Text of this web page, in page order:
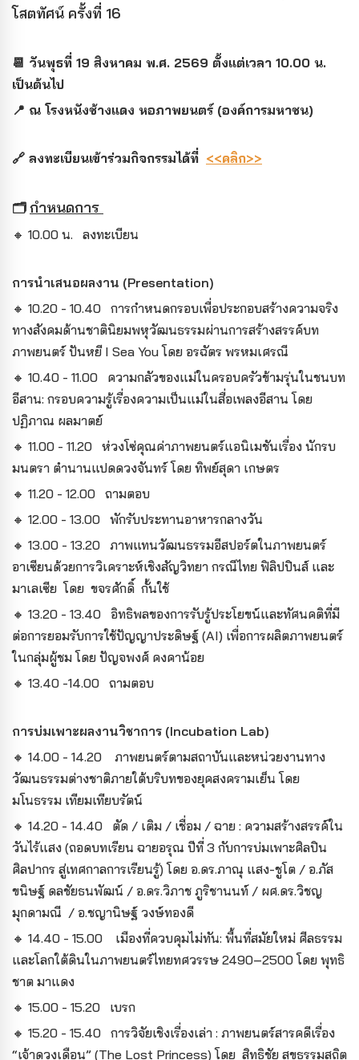
โสตทัศน์ ครั้งที่ 16
📆 วันพุธที่ 19 สิงหาคม พ.ศ. 2569 ตั้งแต่เวลา 10.00 น.
เป็นต้นไป
📍 ณ โรงหนังช้างแดง หอภาพยนตร์ (องค์การมหาชน)
🔗 ลงทะเบียนเข้าร่วมกิจกรรมได้ที่ <<คลิก>>
🗂️ กำหนดการ
🔸 10.00 น. ลงทะเบียน
การนำเสนอผลงาน (Presentation)
🔸 10.20 - 10.40 การกำหนดกรอบเพื่อประกอบสร้างความจริง
ทางสังคมด้านชาตินิยมพหุวัฒนธรรมผ่านการสร้างสรรค์บท
ภาพยนตร์ ปันหยี I Sea You โดย อรฉัตร พรหมเศรณี
🔸 10.40 - 11.00 ความกลัวของแม่ในครอบครัวข้ามรุ่นในชนบท
อีสาน: กรอบความรู้เรื่องความเป็นแม่ในสื่อเพลงอีสาน โดย
ปฏิภาณ ผลมาตย์
🔸 11.00 - 11.20 ห่วงโซ่คุณค่าภาพยนตร์แอนิเมชันเรื่อง นักรบ
มนตรา ตำนานแปดดวงจันทร์ โดย ทิพย์สุดา เกษตร
🔸 11.20 - 12.00 ถามตอบ
🔸 12.00 - 13.00 พักรับประทานอาหารกลางวัน
🔸 13.00 - 13.20 ภาพแทนวัฒนธรรมอีสปอร์ตในภาพยนตร์
อาเซียนด้วยการวิเคราะห์เชิงสัญวิทยา กรณีไทย ฟิลิปปินส์ และ
มาเลเซีย โดย ขจรศักดิ์ กั้นใช้
🔸 13.20 - 13.40 อิทธิพลของการรับรู้ประโยขน์และทัศนคติที่มี
ต่อการยอมรับการใช้ปัญญาประดิษฐ์ (AI) เพื่อการผลิตภาพยนตร์
ในกลุ่มผู้ชม โดย ปัญจพงศ์ คงคาน้อย
🔸 13.40 -14.00 ถามตอบ
การบ่มเพาะผลงานวิชาการ (Incubation Lab)
🔸 14.00 - 14.20 ภาพยนตร์ตามสถาบันและหน่วยงานทาง
วัฒนธรรมต่างชาติภายใต้บริบทของยุคสงครามเย็น โดย
มโนธรรม เทียมเทียบรัตน์
🔸 14.20 - 14.40 ตัด / เติม / เชื่อม / ฉาย : ความสร้างสรรค์ใน
วันไร้แสง (ถอดบทเรียน ฉายอรุณ ปีที่ 3 กับการบ่มเพาะศิลปิน
ศิลปากร สู่เทศกาลการเรียนรู้) โดย อ.ดร.ภาณุ แสง-ชูโต / อ.ภัส
ขนิษฐ์ ดลชัยธนพัฒน์ / อ.ดร.วิภาช ภูริชานนท์ / ผศ.ดร.วิชญ
มุกดามณี / อ.ชญานิษฐ์ วงษ์ทองดี
🔸 14.40 - 15.00 เมืองที่ควบคุมไม่ทัน: พื้นที่สมัยใหม่ ศีลธรรม
และโลกใต้ดินในภาพยนตร์ไทยทศวรรษ 2490–2500 โดย พุทธิ
ชาต มาแดง
🔸 15.00 - 15.20 เบรก
🔸 15.20 - 15.40 การวิจัยเชิงเรื่องเล่า : ภาพยนตร์สารคดีเรื่อง
“เจ้าดวงเดือน” (The Lost Princess) โดย สิทธิชัย สุขธรรมสถิต